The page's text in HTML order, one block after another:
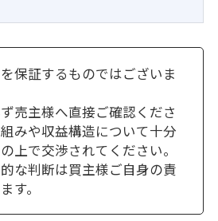
保証するものではございま
売主様へ直接ご確認くださ
みや収益構造について十分
上で交渉されてください。
な判断は買主様ご自身の責
す。